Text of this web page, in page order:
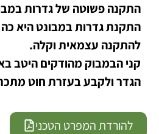
התקנה פשוטה של גדרות
התקנת גדרות במבונט היא
להתקנה עצמאית וקלה.
קני הבמבוק מהודקים היטב
הגדר ולקבע בעזרת חוט מתכת
להורדת המפרט הטכני